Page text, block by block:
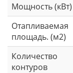
Мощность (кВт)
Отапливаемая
площадь. (м2)
Количество
контуров